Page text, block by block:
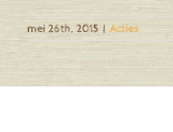
mei 26th, 2015 | Acties